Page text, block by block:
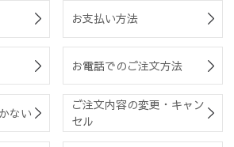
お支払い方法
お電話でのご注文方法
ない
ご注文内容の変更・キャン
セル